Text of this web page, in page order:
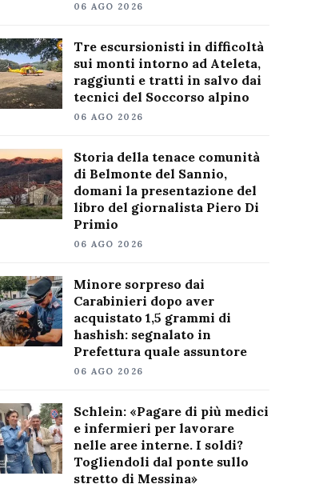
06 AGO 2026
Tre escursionisti in difficoltà
sui monti intorno ad Ateleta,
raggiunti e tratti in salvo dai
tecnici del Soccorso alpino
06 AGO 2026
Storia della tenace comunità
di Belmonte del Sannio,
domani la presentazione del
libro del giornalista Piero Di
Primio
06 AGO 2026
Minore sorpreso dai
Carabinieri dopo aver
acquistato 1,5 grammi di
hashish: segnalato in
Prefettura quale assuntore
06 AGO 2026
Schlein: «Pagare di più medici
e infermieri per lavorare
nelle aree interne. I soldi?
Togliendoli dal ponte sullo
stretto di Messina»